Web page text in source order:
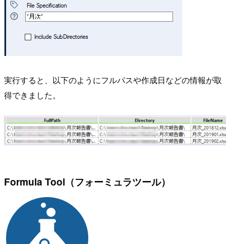
実行すると、以下のようにフルパスや作成日などの情報が取
得できました。
Formula Tool（フォーミュラツール）